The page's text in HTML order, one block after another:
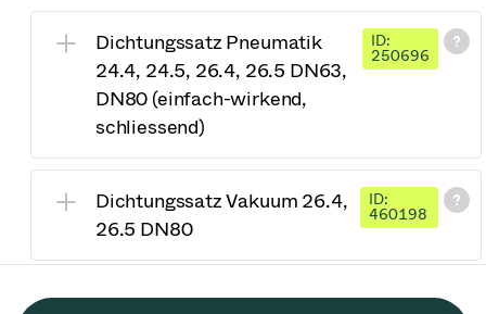
Dichtungssatz Pneumatik
24.4, 24.5, 26.4, 26.5 DN63,
DN80 (einfach-wirkend,
schliessend)
ID:
250696
Dichtungssatz Vakuum 26.4,
26.5 DN80
ID:
460198